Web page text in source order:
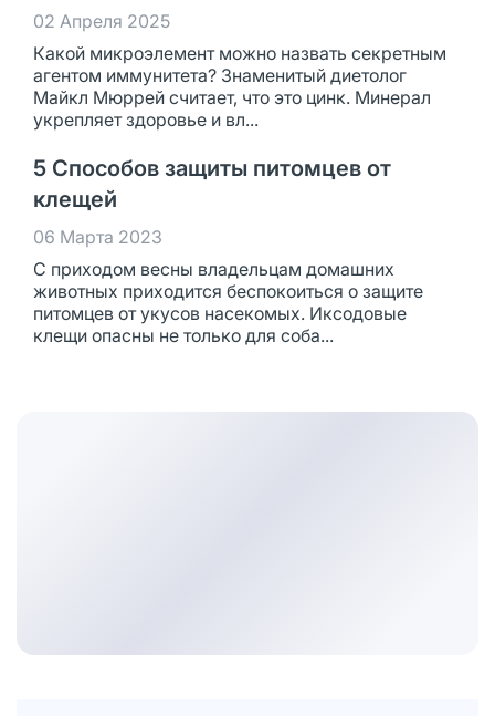
02 Апреля 2025
Какой микроэлемент можно назвать секретным
агентом иммунитета? Знаменитый диетолог
Майкл Мюррей считает, что это цинк. Минерал
укрепляет здоровье и вл...
5 Способов защиты питомцев от
клещей
06 Марта 2023
С приходом весны владельцам домашних
животных приходится беспокоиться о защите
питомцев от укусов насекомых. Иксодовые
клещи опасны не только для соба...